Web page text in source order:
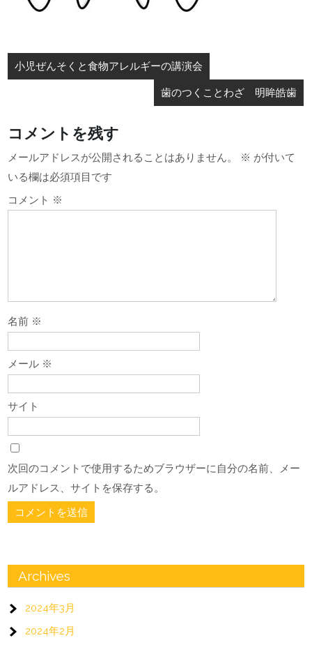
投
稿
ビ
ゲ
ー
シ
小児ぜんそくと食物アレルギーの講演会
歯のつくことわざ 明眸皓歯
コメントを残す
メールアドレスが公開されることはありません。 ※ が付いて
いる欄は必須項目です
コメント ※
名前 ※
メール ※
サイト
次回のコメントで使用するためブラウザーに自分の名前、メー
ルアドレス、サイトを保存する。
Archives
2024年3月
2024年2月